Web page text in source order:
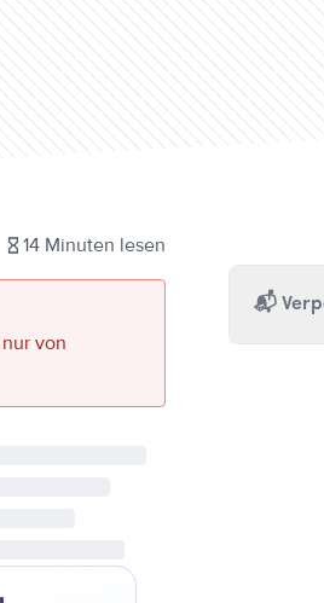
14 Minuten lesen
von
📬